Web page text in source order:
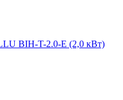
BIH-T-2.0-E (2,0 кВт)